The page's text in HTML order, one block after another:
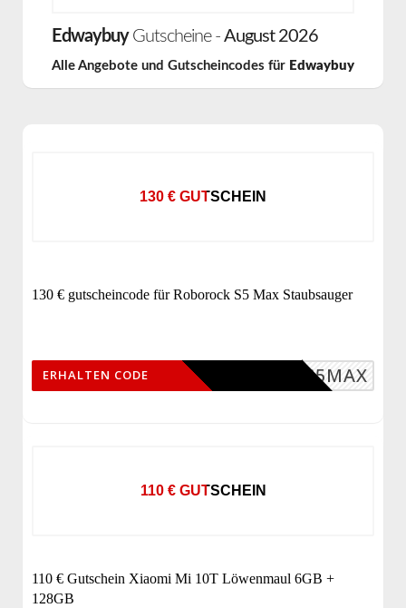
EdwaybuyGutscheine - August 2026
Alle Angebote und Gutscheincodes für Edwaybuy
130 € GUTSCHEIN
130 € gutscheincode für Roborock S5 Max Staubsauger
DWBS5MAX
ERHALTEN CODE
110 € GUTSCHEIN
110 € Gutschein Xiaomi Mi 10T Löwenmaul 6GB +
128GB